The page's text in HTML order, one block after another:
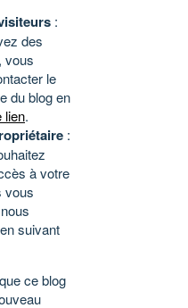
:
des
vous
le
du blog en
lien.
:
à votre
vous
suivant
ce blog